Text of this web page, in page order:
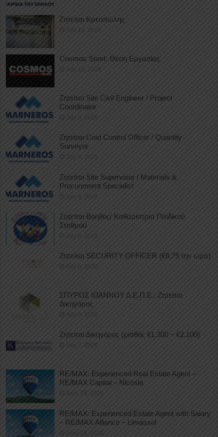
Ζητείται Κρεοπώλης
July 12, 2026
Cosmos Sport: Θέση Εργασίας
July 10, 2026
Ζητείται Site Civil Engineer / Project
Coordinator
July 9, 2026
Ζητείται Cost Control Officer / Quantity
Surveyor
July 9, 2026
Ζητείται Site Supervisor / Materials &
Procurement Specialist
July 9, 2026
Ζητείται Βοηθός/ Καθαρίστρια Παιδικού
Σταθμού
July 8, 2026
Ζητείται SECURITY OFFICER (€8,75 την ώρα)
July 8, 2026
ΣΠΥΡΟΣ ΙΩΑΝΝΟΥ Δ.Ε.Π.Ε.: Ζητείται
Δικηγόρος
July 8, 2026
Ζητείται Δικηγόρος (μισθός €1.300 – €2.100)
July 7, 2026
RE/MAX: Experienced Real Estate Agent –
RE/MAX Capital – Nicosia
June 29, 2026
RE/MAX: Experienced Estate Agent with Salary
– RE/MAX Alliance – Limassol
June 29, 2026